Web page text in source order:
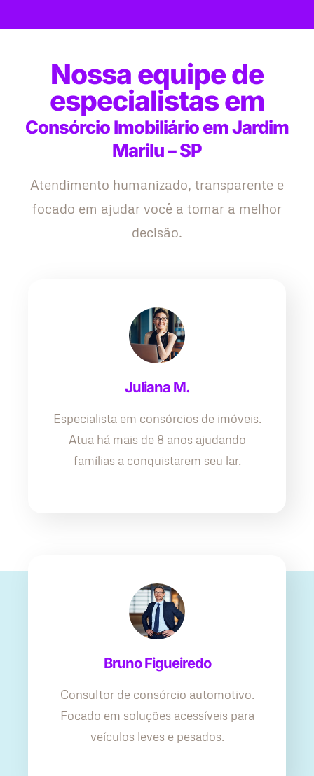
Nossa equipe de
especialistas em
Consórcio Imobiliário em Jardim
Marilu – SP
Atendimento humanizado, transparente e
focado em ajudar você a tomar a melhor
decisão.
Juliana M.
Especialista em consórcios de imóveis.
Atua há mais de 8 anos ajudando
famílias a conquistarem seu lar.
Bruno Figueiredo
Consultor de consórcio automotivo.
Focado em soluções acessíveis para
veículos leves e pesados.